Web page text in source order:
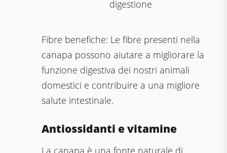
digestione
Fibre benefiche: Le fibre presenti nella
canapa possono aiutare a migliorare la
funzione digestiva dei nostri animali
domestici e contribuire a una migliore
salute intestinale.
Antiossidanti e vitamine
La canapa è una fonte naturale di